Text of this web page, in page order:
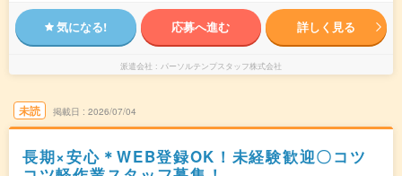
気になる! 応募へ進む 詳しく見る
派遣会社 パーソルテンプスタッフ株式会社
未読 掲載日 2026/07/04
長期×安心＊WEB登録OK！未経験歓迎〇コツ